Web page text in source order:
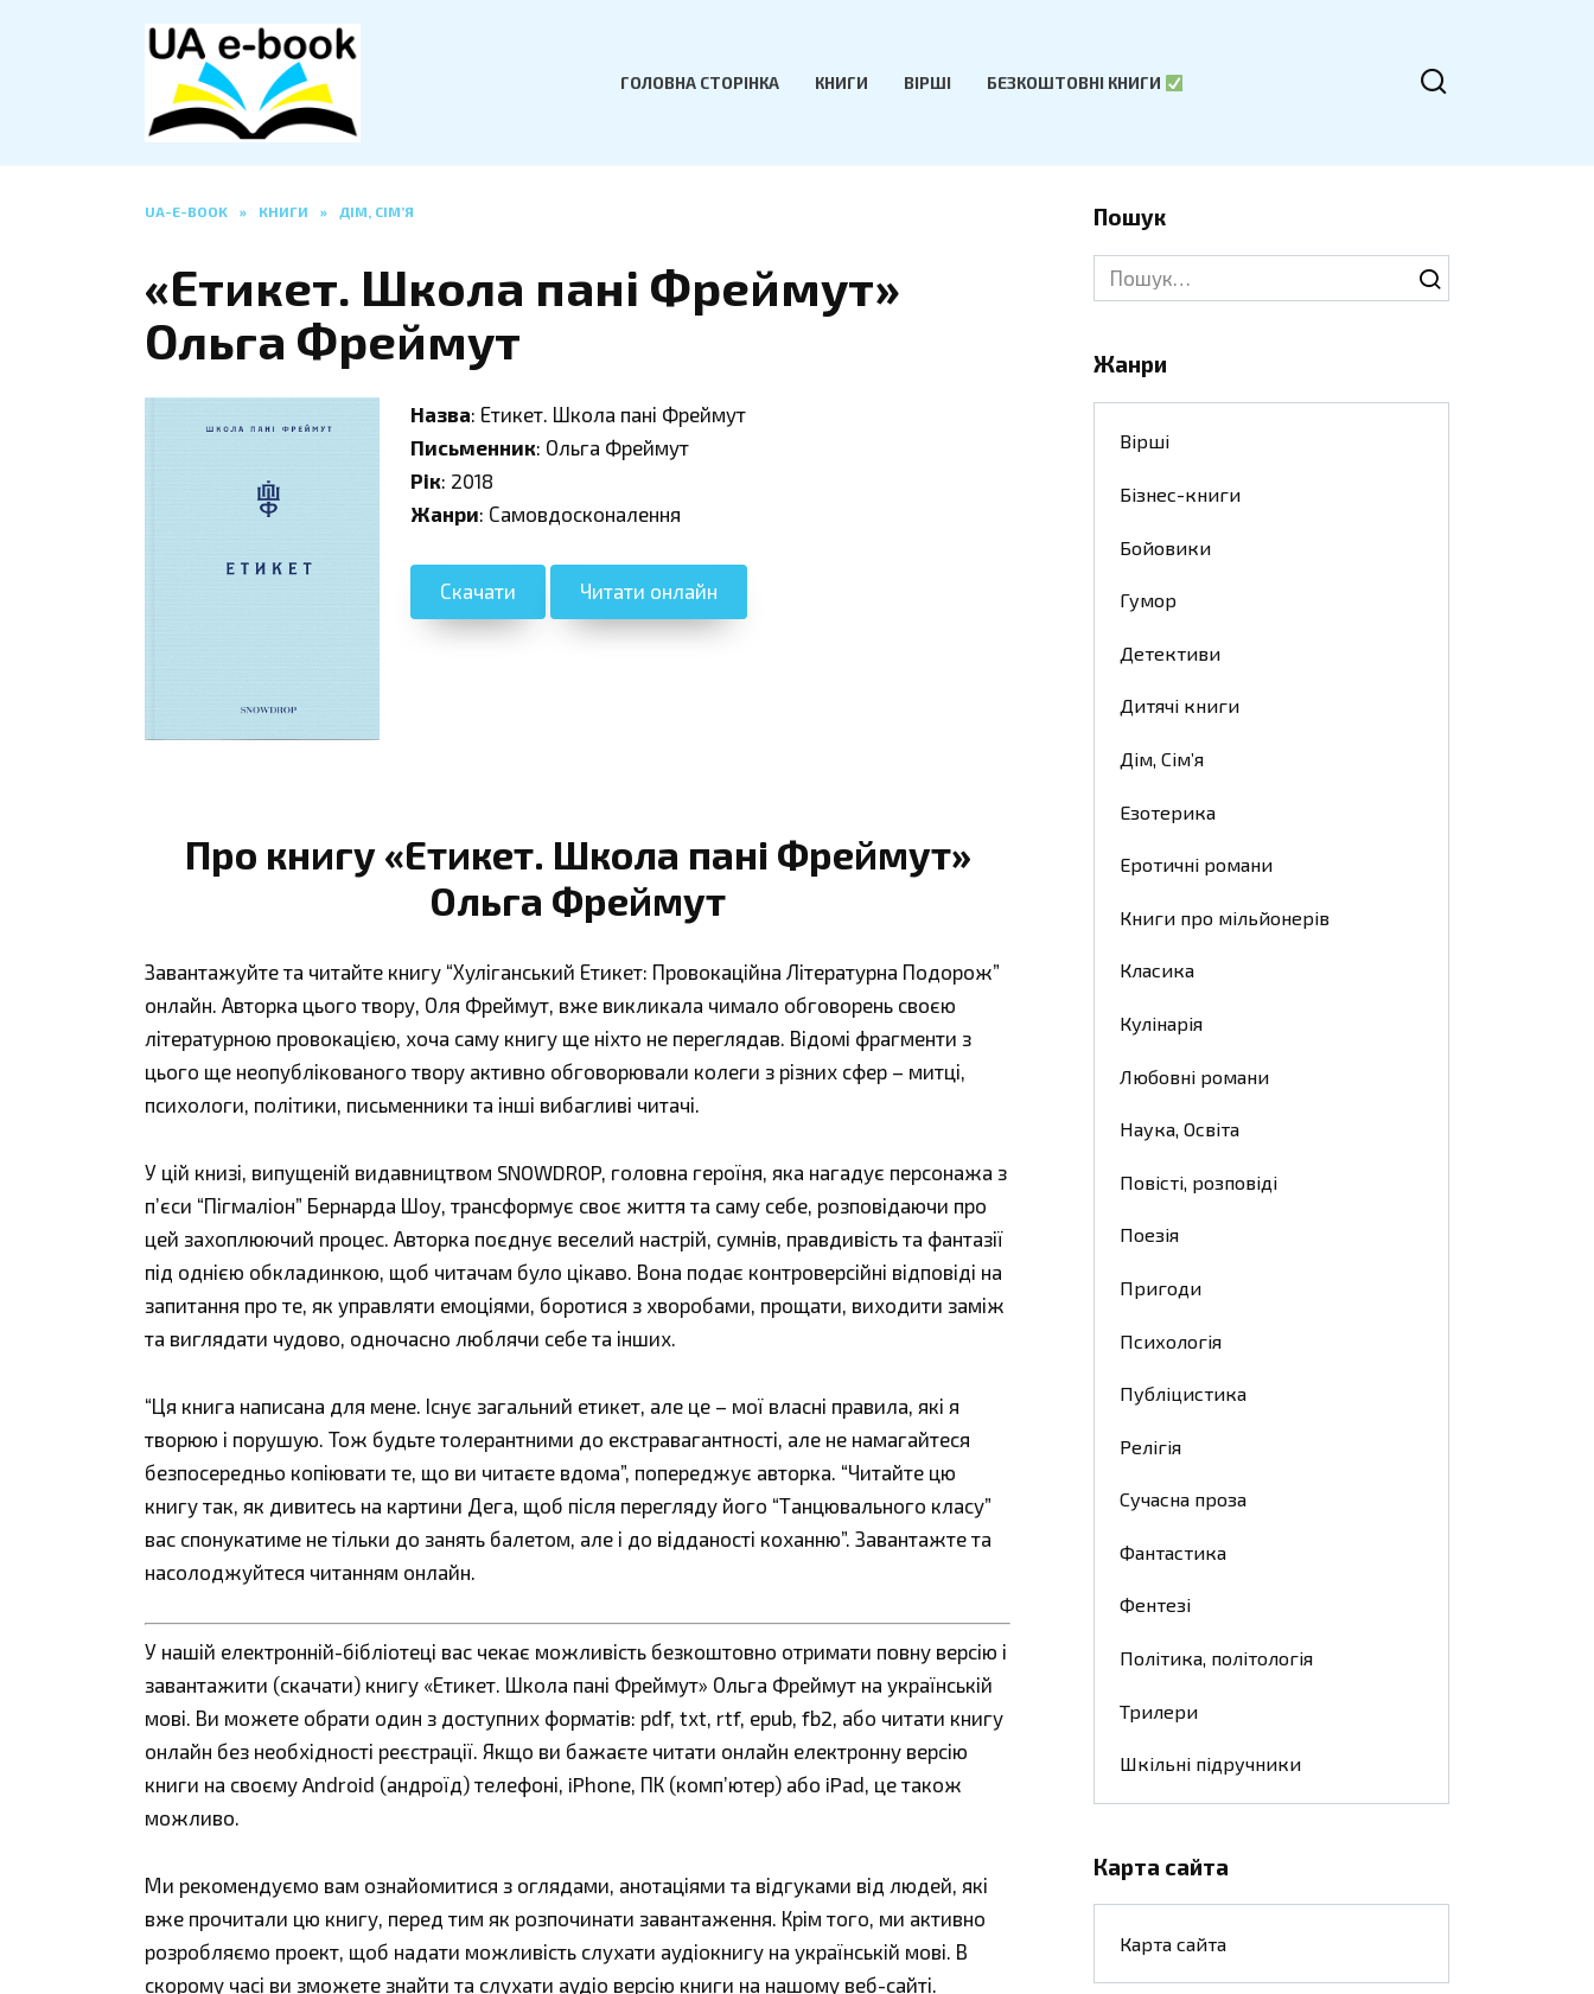
ГОЛОВНА СТОРІНКА КНИГИ ВІРШІ БЕЗКОШТОВНІ КНИГИ
UA-E-BOOK » КНИГИ » ДІМ, СІМ’Я
«Етикет. Школа пані Фреймут»
Ольга Фреймут
Назва: Етикет. Школа пані Фреймут
Письменник: Ольга Фреймут
Рік: 2018
Жанри: Самовдосконалення
Скачати Читати онлайн
Про книгу «Етикет. Школа пані Фреймут»
Ольга Фреймут
Завантажуйте та читайте книгу “Хуліганський Етикет: Провокаційна Літературна Подорож”
онлайн. Авторка цього твору, Оля Фреймут, вже викликала чимало обговорень своєю
літературною провокацією, хоча саму книгу ще ніхто не переглядав. Відомі фрагменти з
цього ще неопублікованого твору активно обговорювали колеги з різних сфер – митці,
психологи, політики, письменники та інші вибагливі читачі.
У цій книзі, випущеній видавництвом SNOWDROP, головна героїня, яка нагадує персонажа з
п’єси “Пігмаліон” Бернарда Шоу, трансформує своє життя та саму себе, розповідаючи про
цей захоплюючий процес. Авторка поєднує веселий настрій, сумнів, правдивість та фантазії
під однією обкладинкою, щоб читачам було цікаво. Вона подає контроверсійні відповіді на
запитання про те, як управляти емоціями, боротися з хворобами, прощати, виходити заміж
та виглядати чудово, одночасно люблячи себе та інших.
“Ця книга написана для мене. Існує загальний етикет, але це – мої власні правила, які я
творюю і порушую. Тож будьте толерантними до екстравагантності, але не намагайтеся
безпосередньо копіювати те, що ви читаєте вдома”, попереджує авторка. “Читайте цю
книгу так, як дивитесь на картини Дега, щоб після перегляду його “Танцювального класу”
вас спонукатиме не тільки до занять балетом, але і до відданості коханню”. Завантажте та
насолоджуйтеся читанням онлайн.
У нашій електронній-бібліотеці вас чекає можливість безкоштовно отримати повну версію і
завантажити (скачати) книгу «Етикет. Школа пані Фреймут» Ольга Фреймут на українській
мові. Ви можете обрати один з доступних форматів: pdf, txt, rtf, epub, fb2, або читати книгу
онлайн без необхідності реєстрації. Якщо ви бажаєте читати онлайн електронну версію
книги на своєму Android (андроїд) телефоні, iPhone, ПК (комп’ютер) або iPad, це також
можливо.
Ми рекомендуємо вам ознайомитися з оглядами, анотаціями та відгуками від людей, які
вже прочитали цю книгу, перед тим як розпочинати завантаження. Крім того, ми активно
розробляємо проект, щоб надати можливість слухати аудіокнигу на українській мові. В
скорому часі ви зможете знайти та слухати аудіо версію книги на нашому веб-сайті.
Пошук
Search
for:
Жанри
Вірші
Бізнес-книги
Бойовики
Гумор
Детективи
Дитячі книги
Дім, Сім’я
Езотерика
Еротичні романи
Книги про мільйонерів
Класика
Кулінарія
Любовні романи
Наука, Освіта
Повісті, розповіді
Поезія
Пригоди
Психологія
Публіцистика
Релігія
Сучасна проза
Фантастика
Фентезі
Політика, політологія
Трилери
Шкільні підручники
Карта сайта
Карта сайта